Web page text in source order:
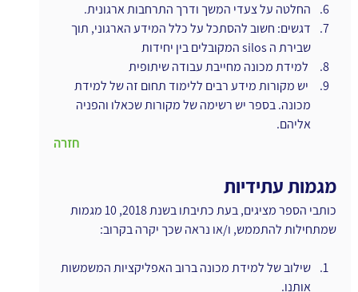
החלטה על צעדי המשך ודרך התרחבות ארגונית.
דגשים: חשוב להסתכל על כלל המידע הארגוני, תוך
שבירת ה silos המקובלים בין יחידות
יש מקורות מידע רבים ללימוד תחום זה של למידת
מכונה. בספר יש רשימה של מקורות שכאלו והפניה
אליהם.
חזרה
מגמות עתידיות
כותבי הספר מציגים, בעת כתיבתו בשנת 2018, 10 מגמות
שמתחילות להתממש, ו/או נראה שכך יקרה בקרוב:
שילוב של למידת מכונה ברוב האפליקציות המשמשות
אותנו.